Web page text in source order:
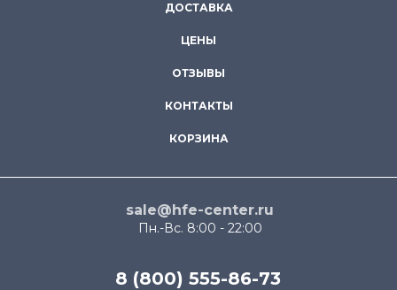
ДОСТАВКА
ЦЕНЫ
ОТЗЫВЫ
КОНТАКТЫ
КОРЗИНА
sale@hfe-center.ru
Пн.-Вс. 8:00 - 22:00
8 (800) 555-86-73